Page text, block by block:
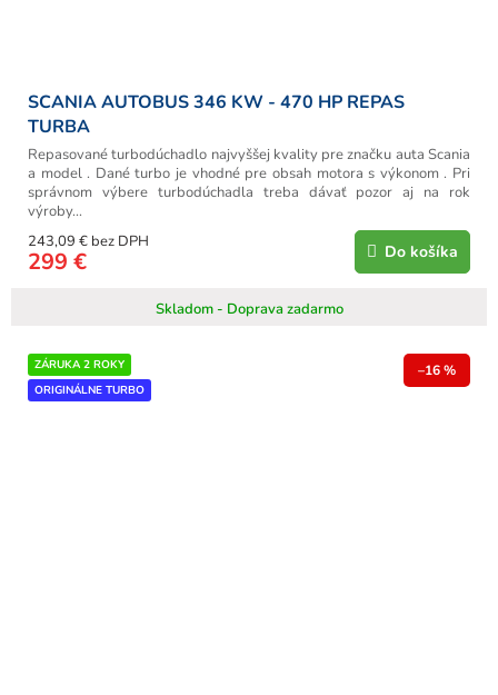
SCANIA AUTOBUS 346 KW - 470 HP REPAS
TURBA
Skladom - Doprava zadarmo
243,09 € bez DPH
299 € Do košíka
Repasované turbodúchadlo najvyššej kvality pre značku auta Scania
a model . Dané turbo je vhodné pre obsah motora s výkonom . Pri
správnom výbere turbodúchadla treba dávať pozor aj na rok
výroby...
ZÁRUKA 2 ROKY
ORIGINÁLNE TURBO
–16 %